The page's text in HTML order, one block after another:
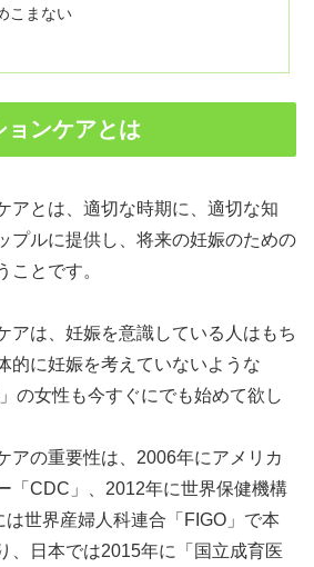
こまない
ョンケアとは
アとは、適切な時期に、適切な知
プルに提供し、将来の妊娠のための
ことです。
アは、妊娠を意識している人はもち
的に妊娠を考えていないような
の女性も今すぐにでも始めて欲し
アの重要性は、2006年にアメリカ
「CDC」、2012年に世界保健機構
は世界産婦人科連合「FIGO」で本
、日本では2015年に「国立成育医